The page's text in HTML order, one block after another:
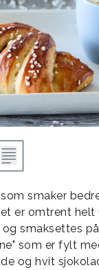
smaker
er omtrent helt
smaksettes
som er fylt
og hvit